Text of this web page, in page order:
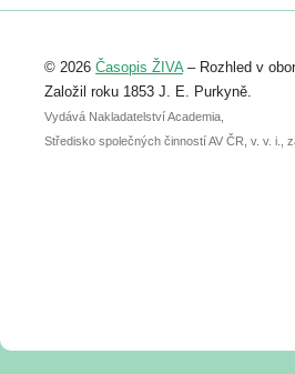
Registrovat se můžete do 6. září.
abstraktu přihlášené přednášky
posteru je už 30. června.
© 2026 Časopis ŽIVA– Rozhled v
Založil roku 1853 J. E. Purkyně.
Vydává Nakladatelství Academia,
Středisko společných činností AV ČR, v. v. i.,